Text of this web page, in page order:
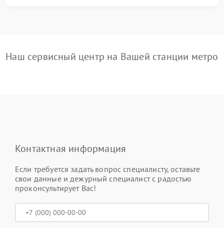
Наш сервисный центр на Вашей станции метро
Контактная информация
Если требуется задать вопрос специалисту, оставьте
свои данные и дежурный специалист с радостью
проконсультирует Вас!